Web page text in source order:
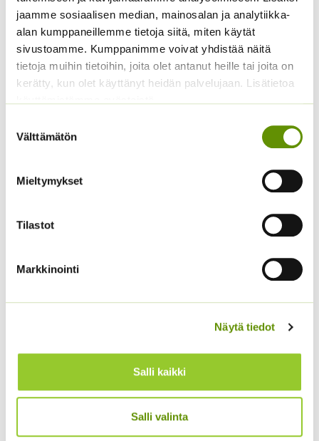
jaamme sosiaalisen median, mainosalan ja analytiikka-
alan kumppaneillemme tietoja siitä, miten käytät
sivustoamme. Kumppanimme voivat yhdistää näitä
tietoja muihin tietoihin, joita olet antanut heille tai joita on
kerätty, kun olet käyttänyt heidän palvelujaan. Lisätietoa
valinta
Välttämätön
Mieltymykset
Tilastot
Markkinointi
Näytä tiedot
Salli kaikki
Salli valinta
€
Kääpiöauringonkukka
Pacino Mix
Koristekurpitsa Con
Sisältää arvonlisäveron
Princess
(jättiläisprinsessa) 100
Kukontöyhtö New Look